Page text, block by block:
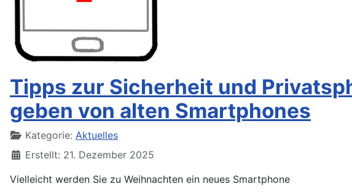
Tipps zur Sicherheit und
geben von alten Smartphones
DetailsKategorie: Aktuelles
Erstellt: 21. Dezember 2025
Vielleicht werden Sie zu Weihnachten ein neues Smartphone